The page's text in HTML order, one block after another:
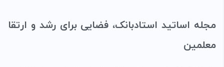
مجله اساتید استادبانک، فضایی برای رشد و ارتقا
معلمین